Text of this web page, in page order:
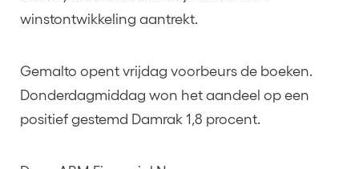
winstontwikkeling aantrekt.
Gemalto opent vrijdag voorbeurs de boeken.
Donderdagmiddag won het aandeel op een
positief gestemd Damrak 1,8 procent.